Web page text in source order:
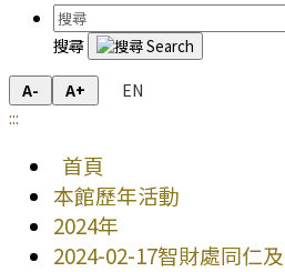
搜尋
A- A+
EN
:::
首頁
本館歷年活動
2024年
2024-02-17智財處同仁